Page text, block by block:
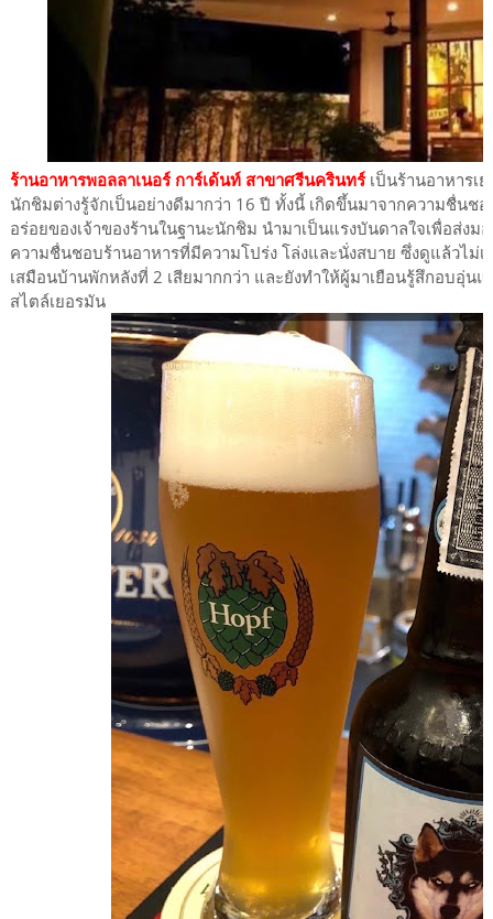
ร้านอาหารพอลลาเนอร์ การ์เด้นท์ สาขาศรีนครินทร์เป็นร้านอาหารเ
นักชิมต่างรู้จักเป็นอย่างดีมากว่า 16 ปี ทั้งนี้ เกิดขึ้นมาจากความชื่นช
อร่อยของเจ้าของร้านในฐานะนักชิม นำมาเป็นแรงบันดาลใจเพื่อส่ง
ความชื่นชอบร้านอาหารที่มีความโปร่ง โล่งและนั่งสบาย ซึ่งดูแล้วไม่
เสมือนบ้านพักหลังที่ 2 เสียมากกว่า และยังทำให้ผู้มาเยือนรู้สึกอบอุ่น
สไตล์เยอรมัน